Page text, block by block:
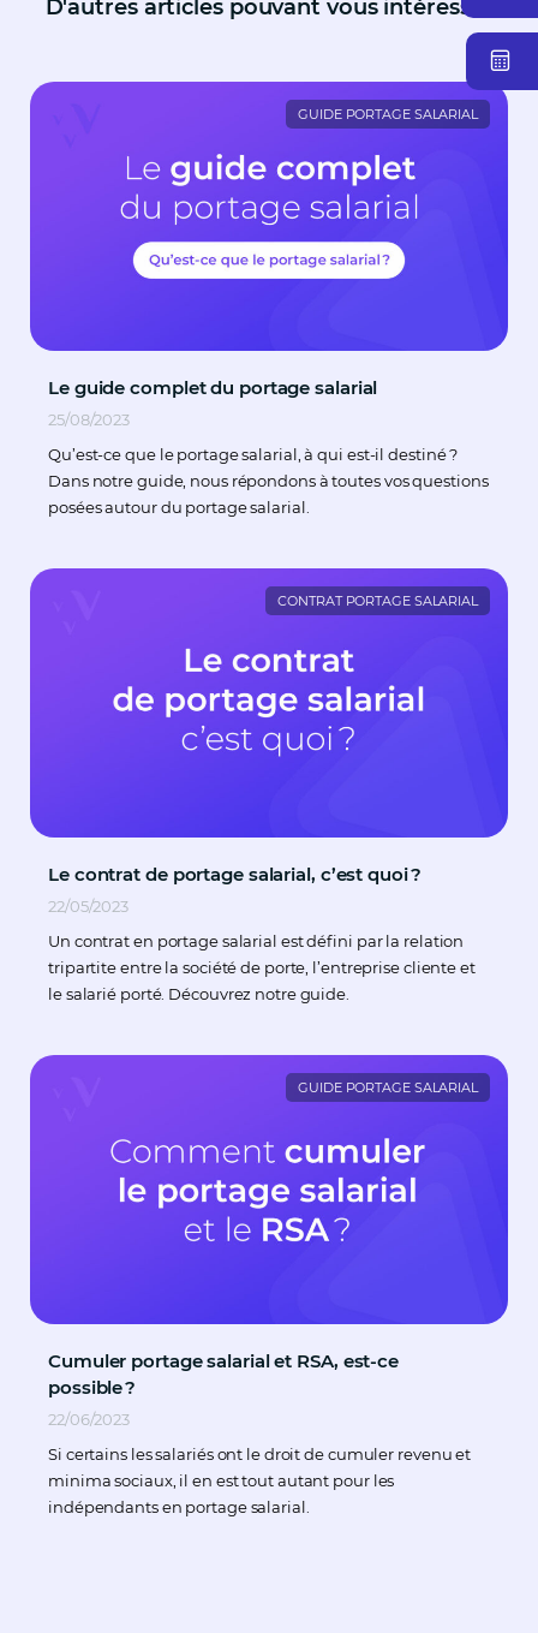
D'autres articles pouvant vous intéresser
GUIDE PORTAGE SALARIAL
Le guide complet du portage salarial
25/08/2023
Qu’est-ce que le portage salarial, à qui est-il destiné ?
Dans notre guide, nous répondons à toutes vos questions
posées autour du portage salarial.
CONTRAT PORTAGE SALARIAL
Le contrat de portage salarial, c’est quoi ?
22/05/2023
Un contrat en portage salarial est défini par la relation
tripartite entre la société de porte, l’entreprise cliente et
le salarié porté. Découvrez notre guide.
GUIDE PORTAGE SALARIAL
Cumuler portage salarial et RSA, est-ce
possible ?
22/06/2023
Si certains les salariés ont le droit de cumuler revenu et
minima sociaux, il en est tout autant pour les
indépendants en portage salarial.